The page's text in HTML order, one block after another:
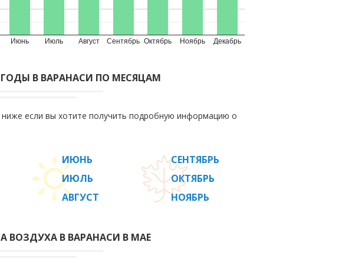
Июнь Июль Август Сентябрь Октябрь Ноябрь Декабрь
В ВАРАНАСИ ПО МЕСЯЦАМ
если вы хотите получить подробную информацию о
ИЮНЬ
ИЮЛЬ
АВГУСТ
СЕНТЯБРЬ
ОКТЯБРЬ
НОЯБРЬ
ВОЗДУХА В ВАРАНАСИ В МАЕ